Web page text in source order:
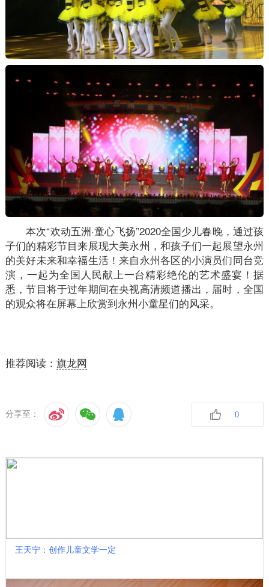
本次“欢动五洲·童心飞扬”2020全国少儿春晚，通过孩
子们的精彩节目来展现大美永州，和孩子们一起展望永州
的美好未来和幸福生活！来自永州各区的小演员们同台竞
演，一起为全国人民献上一台精彩绝伦的艺术盛宴！据
悉，节目将于过年期间在央视高清频道播出，届时，全国
的观众将在屏幕上欣赏到永州小童星们的风采。
推荐阅读： 旗龙网
分享至： 0
王天宁：创作儿童文学一定